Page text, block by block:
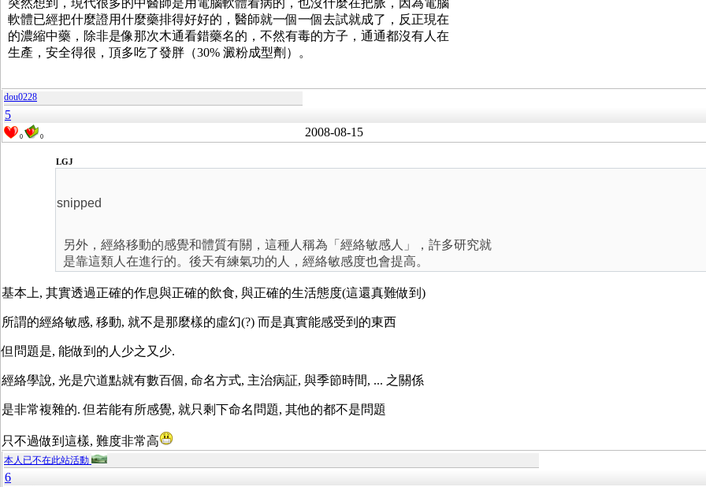
突然想到，現代很多的中醫師是用電腦軟體看病的，也沒什麼在把脈，因為電腦
軟體已經把什麼證用什麼藥排得好好的，醫師就一個一個去試就成了，反正現在
的濃縮中藥，除非是像那次木通看錯藥名的，不然有毒的方子，通通都沒有人在
生產，安全得很，頂多吃了發胖（30% 澱粉成型劑）。
dou0228
5
0 0 2008-08-15
LGJ
snipped
另外，經絡移動的感覺和體質有關，這種人稱為「經絡敏感人」，許多研究就
是靠這類人在進行的。後天有練氣功的人，經絡敏感度也會提高。
基本上, 其實透過正確的作息與正確的飲食, 與正確的生活態度(這還真難做到)
所謂的經絡敏感, 移動, 就不是那麼樣的虛幻(?) 而是真實能感受到的東西
但問題是, 能做到的人少之又少.
經絡學說, 光是穴道點就有數百個, 命名方式, 主治病証, 與季節時間, ... 之關係
是非常複雜的. 但若能有所感覺, 就只剩下命名問題, 其他的都不是問題
只不過做到這樣, 難度非常高
本人已不在此站活動
6